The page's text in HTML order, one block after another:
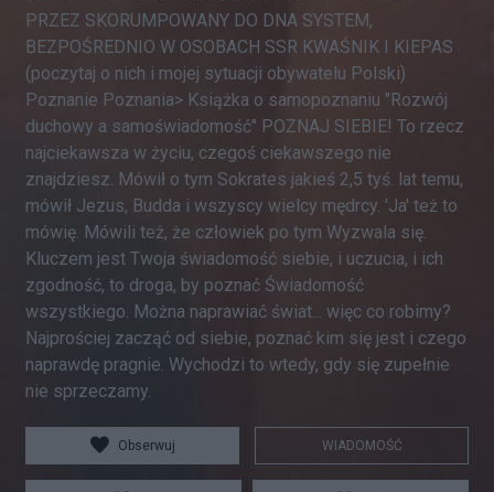
PRZEZ SKORUMPOWANY DO DNA SYSTEM,
BEZPOŚREDNIO W OSOBACH SSR KWAŚNIK I KIEPAS
(poczytaj o nich i mojej sytuacji obywatelu Polski)
Poznanie Poznania> Książka o samopoznaniu "Rozwój
duchowy a samoświadomość" POZNAJ SIEBIE! To rzecz
najciekawsza w życiu, czegoś ciekawszego nie
znajdziesz. Mówił o tym Sokrates jakieś 2,5 tyś. lat temu,
mówił Jezus, Budda i wszyscy wielcy mędrcy. 'Ja' też to
mówię. Mówili też, że człowiek po tym Wyzwala się.
Kluczem jest Twoja świadomość siebie, i uczucia, i ich
zgodność, to droga, by poznać Świadomość
wszystkiego. Można naprawiać świat... więc co robimy?
Najprościej zacząć od siebie, poznać kim się jest i czego
naprawdę pragnie. Wychodzi to wtedy, gdy się zupełnie
nie sprzeczamy.
Obserwuj WIADOMOŚĆ